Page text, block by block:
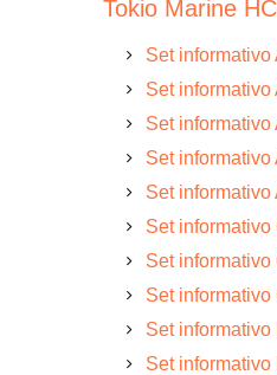
Tokio Marine
Set
Set
Set
Set informativo
Set informativo
Set
Set
Set informativo
Set informativo
Set informativo